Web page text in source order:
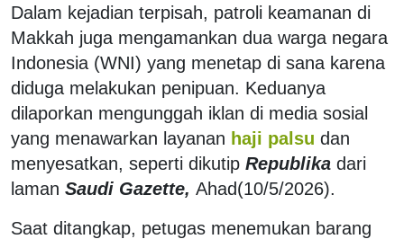
Dalam kejadian terpisah, patroli keamanan di
Makkah juga mengamankan dua warga negara
Indonesia (WNI) yang menetap di sana karena
diduga melakukan penipuan. Keduanya
dilaporkan mengunggah iklan di media sosial
yang menawarkan layanan haji palsu dan
menyesatkan, seperti dikutip Republika dari
laman Saudi Gazette, Ahad(10/5/2026).
Saat ditangkap, petugas menemukan barang